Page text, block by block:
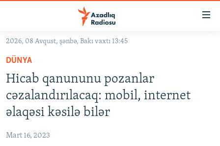
Əsas
qayıt
Əsas
naviqasiyaya
qayıt
Axtarışa
#İZAHLA
KORRUPSIOMETR
#ƏSLINDƏ
QANUNI DOĞRU
2026, 08 Avqust, şənbə, Bakı vaxtı 13:45
DÜNYA
Hicab qanununu pozanlar
cəzalandırılacaq: mobil, internet
əlaqəsi kəsilə bilər
Mart 16, 2023